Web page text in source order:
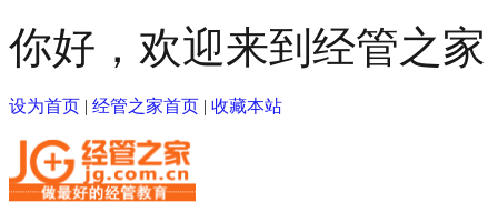
你好，欢迎来到经管之家
设为首页 | 经管之家首页 | 收藏本站